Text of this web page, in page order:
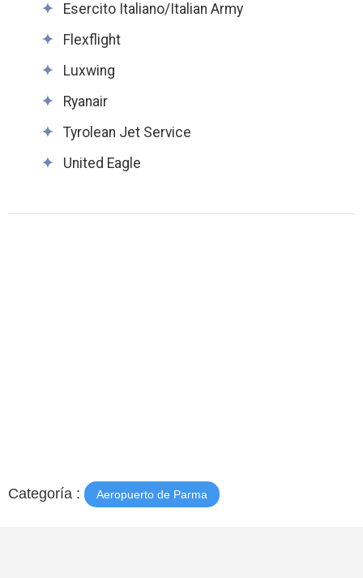
Esercito Italiano/Italian Army
Flexflight
Luxwing
Ryanair
Tyrolean Jet Service
United Eagle
Categoría : Aeropuerto de Parma